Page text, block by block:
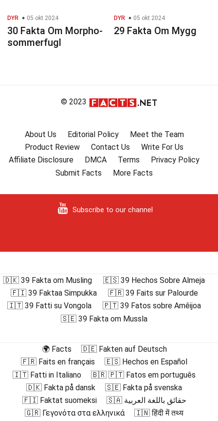
DYR 05 okt 2024
30 Fakta Om Morpho-
sommerfugl
DYR 05 okt 2024
29 Fakta Om Mygg
© 2023
About Us Editorial Policy
Meet the Team
Product Review
Contact Us
Write For Us
Affiliate Disclosure
DMCA Terms
Privacy Policy
Submit Facts
More Facts
Subscribe to our channel
🇩🇰 39 Fakta om Musling
🇪🇸 39 Hechos Sobre Almeja
🇫🇮 39 Faktaa Simpukka
🇫🇷 39 Faits sur Palourde
🇮🇹 39 Fatti su Vongola
🇵🇹 39 Fatos sobre Amêijoa
🇸🇪 39 Fakta om Mussla
🌍 Facts
🇩🇪 Fakten auf Deutsch
🇫🇷 Faits en français
🇪🇸 Hechos en Español
🇮🇹 Fatti in Italiano
🇧🇷 🇵🇹 Fatos em português
🇩🇰 Fakta på dansk
🇸🇪 Fakta på svenska
🇫🇮 Faktat suomeksi
🇸🇦 حقائق باللغة العربية
🇬🇷 Γεγονότα στα ελληνικά
🇮🇳 हिंदी में तथ्य